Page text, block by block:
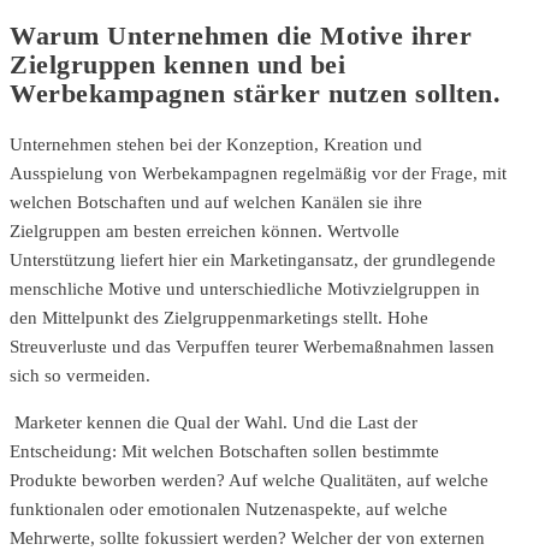
Warum Unternehmen die Motive ihrer
Zielgruppen kennen und bei
Werbekampagnen stärker nutzen sollten.
Unternehmen stehen bei der Konzeption, Kreation und
Ausspielung von Werbekampagnen regelmäßig vor der Frage, mit
welchen Botschaften und auf welchen Kanälen sie ihre
Zielgruppen am besten erreichen können. Wertvolle
Unterstützung liefert hier ein Marketingansatz, der grundlegende
menschliche Motive und unterschiedliche Motivzielgruppen in
den Mittelpunkt des Zielgruppenmarketings stellt. Hohe
Streuverluste und das Verpuffen teurer Werbemaßnahmen lassen
sich so vermeiden.
Marketer kennen die Qual der Wahl. Und die Last der
Entscheidung: Mit welchen Botschaften sollen bestimmte
Produkte beworben werden? Auf welche Qualitäten, auf welche
funktionalen oder emotionalen Nutzenaspekte, auf welche
Mehrwerte, sollte fokussiert werden? Welcher der von externen